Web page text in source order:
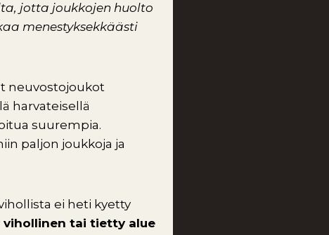
jotta joukkojen huolto
menestyksekkäästi
neuvostojoukot
harvateisellä
suurempia.
paljon joukkoja ja
ei heti kyetty
vihollinen tai tietty alue